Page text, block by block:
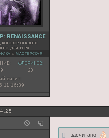
RENAISSANCE
которое открыто
для всех
◇ МАСТЕРСКАЯ
ФЛОРИНОВ:
20
визит:
11:16:39
засчитано